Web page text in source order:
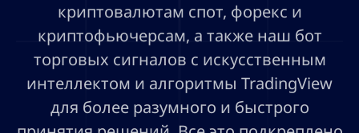
криптовалютам спот, форекс и
криптофьючерсам, а также наш бот
торговых сигналов с искусственным
интеллектом и алгоритмы TradingView
для более разумного и быстрого